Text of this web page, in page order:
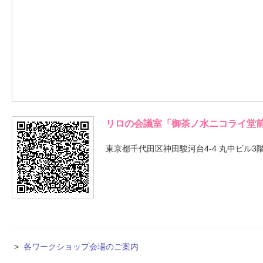
リロの会議室「御茶ノ水ニコライ堂前
東京都千代田区神田駿河台4-4 丸中ビル3
> 各ワークショップ会場のご案内